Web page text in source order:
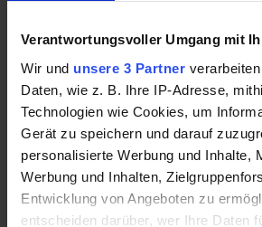
Verantwortungsvoller Umgang mit
Wir und unsere 3 Partner
Daten, wie z. B. Ihre IP-Adresse,
Technologien wie Cookies, um
Gerät zu speichern und darauf
personalisierte Werbung und Inhalte,
Werbung und Inhalten,
Entwicklung von Angeboten zu
entscheiden darüber, wer Ihre Daten